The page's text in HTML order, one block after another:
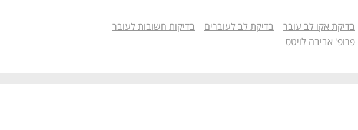
בדיקת אקו לב עובר בדיקת לב לעוברים
בדיקות חשובות לעובר
פרופ' אביבה לויטס